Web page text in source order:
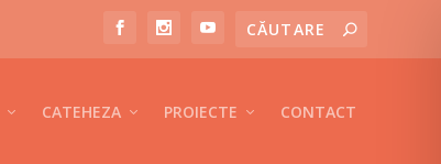
CATEHEZA PROIECTE CONTACT